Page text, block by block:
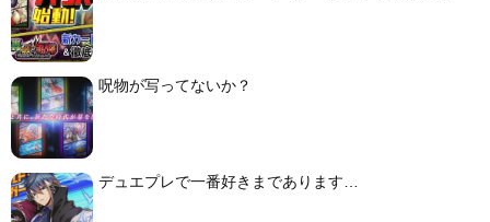
呪物が写ってないか？
デュエプレで一番好きまであります…